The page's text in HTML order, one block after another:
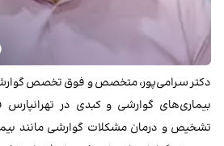
دکتر سرامی‌پور، متخصص و فوق تخصص
بیماری‌های گوارشی و کبدی در
تشخیص و درمان مشکلات گوارشی مانند